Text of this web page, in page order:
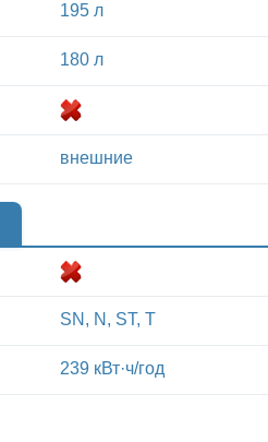
195 л
180 л
внешние
SN, N, ST, T
239 кВт·ч/год